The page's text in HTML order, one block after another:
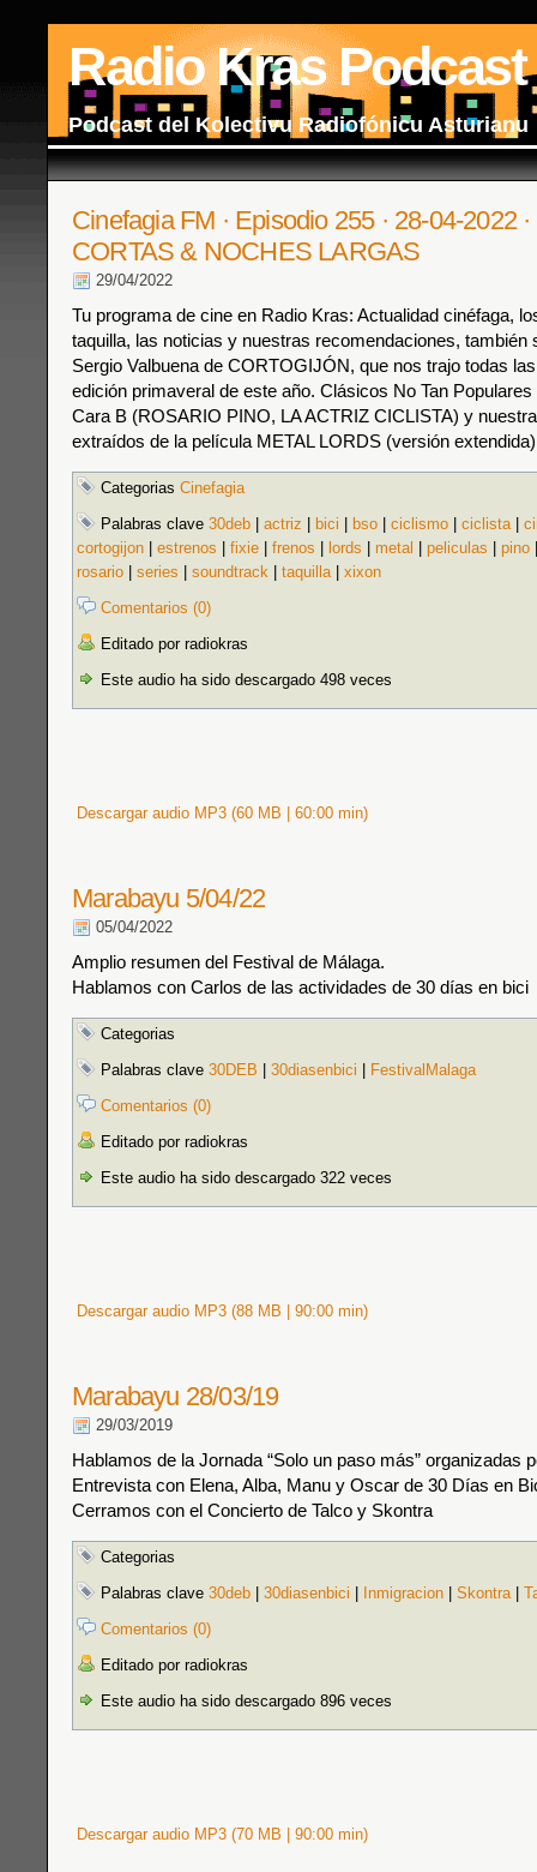
Radio Kras Podcast
Podcast del Kolectivu Radiofónicu Asturianu
Cinefagia FM · Episodio 255 · 28-04-2022
CORTAS & NOCHES LARGAS
29/04/2022
Tu programa de cine en Radio Kras: Actualidad cinéfaga,
taquilla, las noticias y nuestras recomendaciones, también
Sergio Valbuena de CORTOGIJÓN, que nos trajo todas
edición primaveral de este año. Clásicos No Tan
Cara B (ROSARIO PINO, LA ACTRIZ CICLISTA) y
extraídos de la película METAL LORDS (versión
Categorias Cinefagia
Palabras clave 30deb actriz bici bso ciclismo ciclista|
cortogijon
estrenos fixie frenos lords metal peliculas pino
rosario
series soundtrack taquilla| xixon
Comentarios (0)
Editado por radiokras
Este audio ha sido descargado 498 veces
Descargar audio MP3 (60 MB | 60:00 min)
Marabayu 5/04/22
05/04/2022
Amplio resumen del Festival de Málaga.
Hablamos con Carlos de las actividades de 30 días en bici
Categorias
Palabras clave 30DEB 30diasenbici
FestivalMalaga
Comentarios (0)
Editado por radiokras
Este audio ha sido descargado 322 veces
Descargar audio MP3 (88 MB | 90:00 min)
Marabayu 28/03/19
29/03/2019
Hablamos de la Jornada “Solo un paso más” organizadas
Entrevista con Elena, Alba, Manu y Oscar de 30 Días en
Cerramos con el Concierto de Talco y Skontra
Categorias
Palabras clave 30deb 30diasenbici Inmigracion Skontra|
Comentarios (0)
Editado por radiokras
Este audio ha sido descargado 896 veces
Descargar audio MP3 (70 MB | 90:00 min)